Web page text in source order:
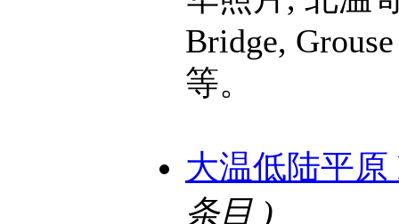
Bridge,
等。
大温低陆平原
条目 )